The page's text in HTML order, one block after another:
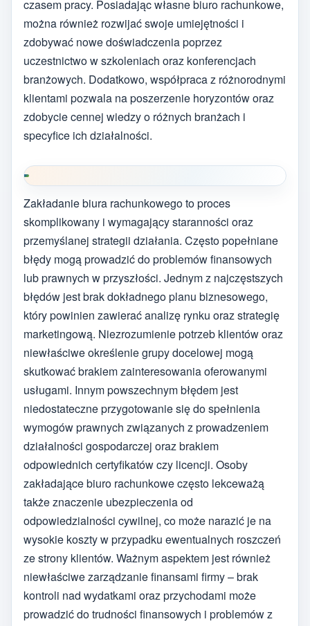
czasem pracy. Posiadając własne biuro rachunkowe,
można również rozwijać swoje umiejętności i
zdobywać nowe doświadczenia poprzez
uczestnictwo w szkoleniach oraz konferencjach
branżowych. Dodatkowo, współpraca z różnorodnymi
klientami pozwala na poszerzenie horyzontów oraz
zdobycie cennej wiedzy o różnych branżach i
specyfice ich działalności.
Zakładanie biura rachunkowego to proces
skomplikowany i wymagający staranności oraz
przemyślanej strategii działania. Często popełniane
błędy mogą prowadzić do problemów finansowych
lub prawnych w przyszłości. Jednym z najczęstszych
błędów jest brak dokładnego planu biznesowego,
który powinien zawierać analizę rynku oraz strategię
marketingową. Niezrozumienie potrzeb klientów oraz
niewłaściwe określenie grupy docelowej mogą
skutkować brakiem zainteresowania oferowanymi
usługami. Innym powszechnym błędem jest
niedostateczne przygotowanie się do spełnienia
wymogów prawnych związanych z prowadzeniem
działalności gospodarczej oraz brakiem
odpowiednich certyfikatów czy licencji. Osoby
zakładające biuro rachunkowe często lekceważą
także znaczenie ubezpieczenia od
odpowiedzialności cywilnej, co może narazić je na
wysokie koszty w przypadku ewentualnych roszczeń
ze strony klientów. Ważnym aspektem jest również
niewłaściwe zarządzanie finansami firmy – brak
kontroli nad wydatkami oraz przychodami może
prowadzić do trudności finansowych i problemów z